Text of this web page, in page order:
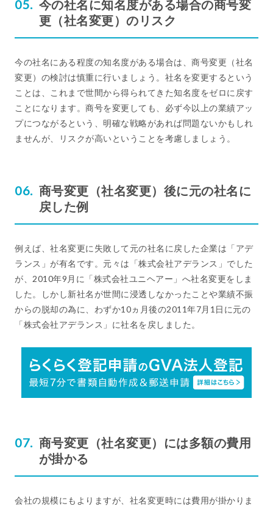
今の社名に知名度がある場合の商号変
更（社名変更）のリスク
今の社名にある程度の知名度がある場合は、商号変更（社名
変更）の検討は慎重に行いましょう。社名を変更するという
ことは、これまで世間から得られてきた知名度をゼロに戻す
ことになります。商号を変更しても、必ず今以上の業績アッ
プにつながるという、明確な戦略があれば問題ないかもしれ
ませんが、リスクが高いということを考慮しましょう。
商号変更（社名変更）後に元の社名に
戻した例
例えば、社名変更に失敗して元の社名に戻した企業は「アデ
ランス」が有名です。元々は「株式会社アデランス」でした
が、2010年9月に「株式会社ユニヘアー」へ社名変更をしま
した。しかし新社名が世間に浸透しなかったことや業績不振
からの脱却の為に、わずか10ヵ月後の2011年7月1日に元の
「株式会社アデランス」に社名を戻しました。
商号変更（社名変更）には多額の費用
が掛かる
会社の規模にもよりますが、社名変更時には費用が掛かりま